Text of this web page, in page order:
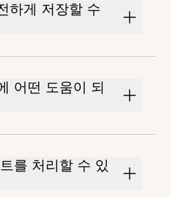
하게 저장할 수
어떤 도움이 되
를 처리할 수 있